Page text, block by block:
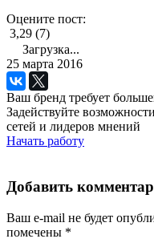
Оцените пост:
3,29 (7)
Загрузка...
25 марта 2016
Ваш бренд требует
Задействуйте
сетей и лидеров мнений
Начать работу
Добавить
Ваш e-mail не будет
помечены *